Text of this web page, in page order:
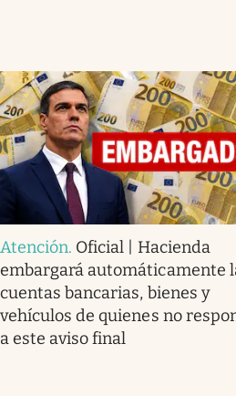
Atención. Oficial | Hacienda
embargará automáticamente
cuentas bancarias, bienes y
vehículos de quienes no
a este aviso final